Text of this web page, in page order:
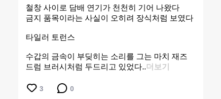
철창 사이로 담배 연기가 천천히 기어 나왔다
금지 품목이라는 사실이 오히려 장식처럼 보였다
타일러 토런스
수갑의 금속이 부딪히는 소리를 그는 마치 재즈
드럼 브러시처럼 두드리고 있었다..더보기
3 0